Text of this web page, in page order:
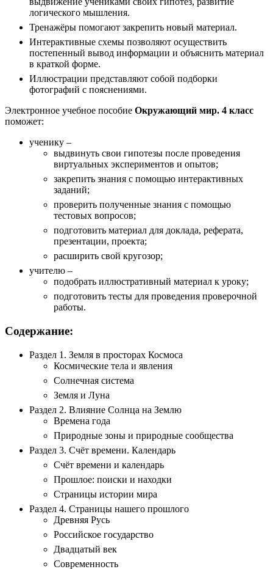
логического мышления.
Тренажёры помогают закрепить новый материал.
Интерактивные схемы позволяют осуществить
постепенный вывод информации и объяснить материал
в краткой форме.
Иллюстрации представляют собой подборки
фотографий с пояснениями.
Электронное учебное пособие Окружающий мир. 4 класс
поможет:
ученику –
выдвинуть свои гипотезы после проведения
виртуальных экспериментов и опытов;
закрепить знания с помощью интерактивных
заданий;
проверить полученные знания с помощью
тестовых вопросов;
подготовить материал для доклада, реферата,
презентации, проекта;
расширить свой кругозор;
учителю –
подобрать иллюстративный материал к уроку;
подготовить тесты для проведения проверочной
работы.
Содержание:
Раздел 1. Земля в просторах Космоса
Космические тела и явления
Солнечная система
Земля и Луна
Раздел 2. Влияние Солнца на Землю
Времена года
Природные зоны и природные сообщества
Раздел 3. Счёт времени. Календарь
Счёт времени и календарь
Прошлое: поиски и находки
Страницы истории мира
Раздел 4. Страницы нашего прошлого
Древняя Русь
Российское государство
Двадцатый век
Современность